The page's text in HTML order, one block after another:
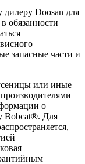
дилеру Doosan для
обязанности
запасные части и
или иные
о
Bobcat®. Для